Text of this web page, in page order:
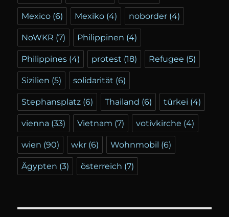
Mexico (6) Mexiko (4) noborder (4)
NoWKR (7) Philippinen (4)
Philippines (4) protest (18) Refugee (5)
Sizilien (5) solidarität (6)
Stephansplatz (6) Thailand (6) türkei (4)
vienna (33) Vietnam (7) votivkirche (4)
wien (90) wkr (6) Wohnmobil (6)
Ägypten (3) österreich (7)